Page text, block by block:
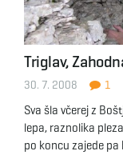
Triglav,
30. 7. 2008 1
Sva šla včerej z
lepa, raznolika
po koncu zajede